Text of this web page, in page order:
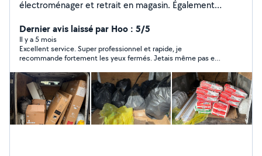
électroménager et retrait en magasin. Également
Dernier avis laissé par Hoo : 5/5
Il y a 5 mois
Excellent service. Super professionnel et rapide, je
recommande fortement les yeux fermés. Jetais même pas en
merci encore une fois